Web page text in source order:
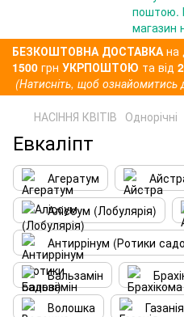
БЕЗКОШТОВНА ДОСТАВКАна
1500 грн УКРПОШТОЮ та від
(Натисніть, щоб ознайомитись
НАСІННЯ КВІТІВ Однорічні
Евкаліпт
Агератум
Аліссум (Лобулярія)
Антиррінум (Ротики
Бальзамін
Волошка
Газанія